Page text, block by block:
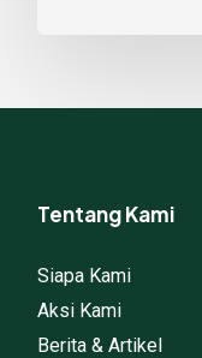
Tentang Kami
Siapa Kami
Aksi Kami
Berita & Artikel